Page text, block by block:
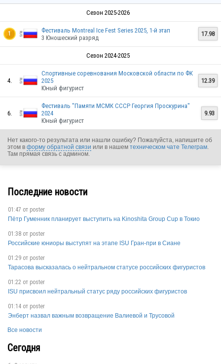
Сезон 2025-2026
1
Фестиваль Montreal Ice Fest Series 2025, 1-й этап
3 Юношеский разряд
17.98
Сезон 2024-2025
4.
RUS
Спортивные соревнования Московской области по ФК
2025
Юный фигурист
12.39
6.
RUS
Фестиваль "Памяти МСМК СССР Георгия Проскурина"
2024
Юный фигурист
9.93
Нет какого-то результата или нашли ошибку? Пожалуйста, напишите об
этом в форму обратной связи или в нашем техническом чате Телеграм.
Там прямая связь с админом.
Последние новости
01:47 от poster
Пётр Гуменник планирует выступить на Kinoshita Group Cup в Токио
01:38 от poster
Российские юниоры выступят на этапе ISU Гран-при в Сиане
01:29 от poster
Тарасова высказалась о нейтральном статусе российских фигуристов
01:22 от poster
ISU присвоил нейтральный статус ряду российских фигуристов
01:14 от poster
Энберт назвал важным возвращение Валиевой и Трусовой
Все новости
Сегодня